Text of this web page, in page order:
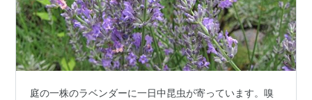
庭の一株のラベンダーに一日中昆虫が寄っています。嗅